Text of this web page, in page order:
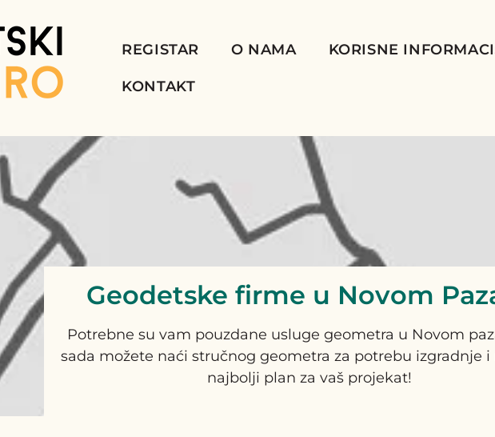
REGISTAR O NAMA KORISNE
KONTAKT
Geodetske firme u Novom
Potrebne su vam pouzdane usluge geometra u Novom
sada možete naći stručnog geometra za potrebu izgradnje i
najbolji plan za vaš projekat!